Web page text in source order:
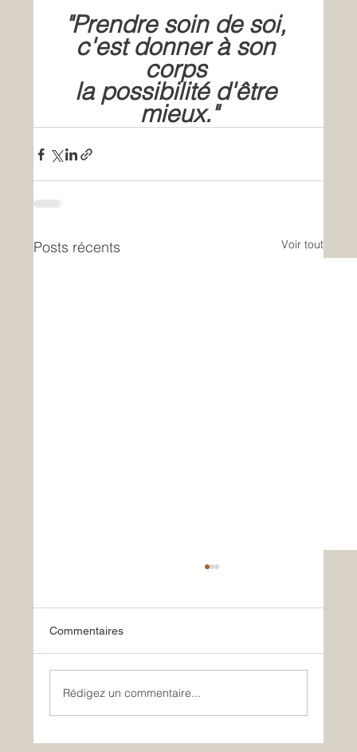
"Prendre soin de soi,
c'est donner à son
corps
la possibilité d'être
mieux."
Posts récents Voir tout
Commentaires
Rédigez un commentaire...